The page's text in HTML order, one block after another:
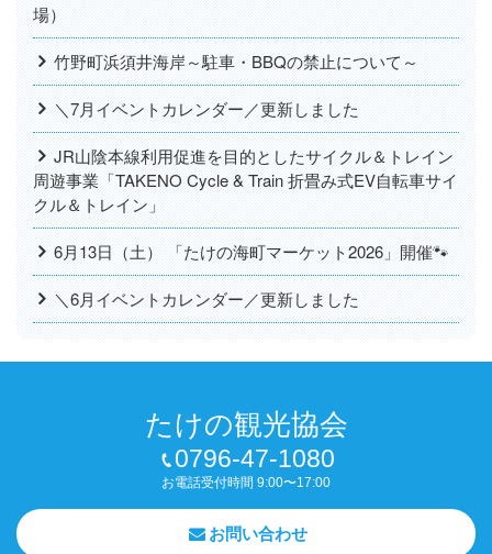
場）
竹野町浜須井海岸～駐車・BBQの禁止について～
＼7月イベントカレンダー／更新しました
JR山陰本線利用促進を目的としたサイクル＆トレイン
周遊事業「TAKENO Cycle & Train 折畳み式EV自転車サイ
クル＆トレイン」
6月13日（土） 「たけの海町マーケット2026」開催🐾
＼6月イベントカレンダー／更新しました
たけの観光協会
0796-47-1080
お電話受付時間 9:00〜17:00
お問い合わせ